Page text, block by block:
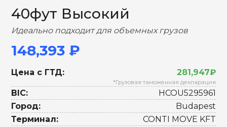
40фут Высокий
Идеально подходит для объемных грузов
148,393 ₽
Цена с ГТД: 281,947₽
*Грузовая таможенная декларация
BIC:
HCOU5295961
Город:
Budapest
Терминал:
CONTI MOVE KFT